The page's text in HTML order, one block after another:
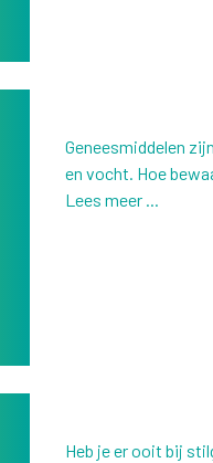
Geneesmiddelen
en vocht. Hoe
Lees meer ...
Heb je er ooit bij